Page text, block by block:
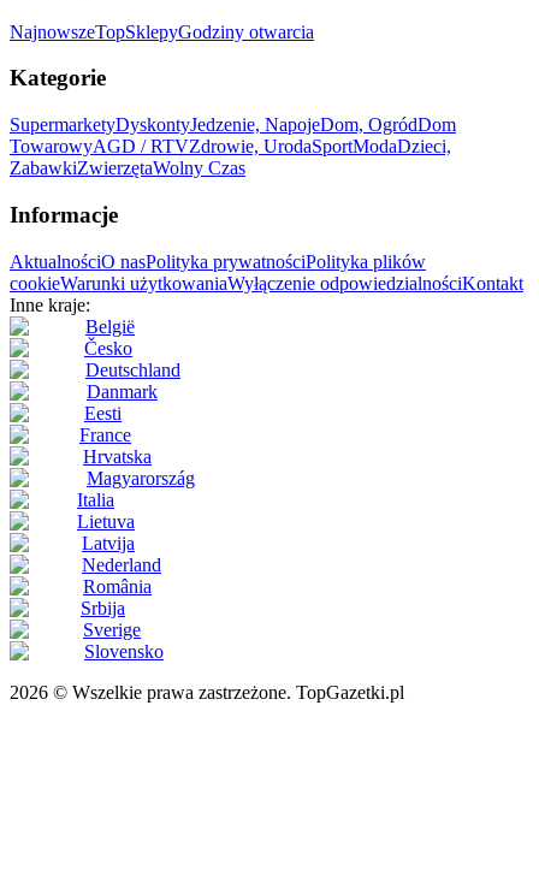
NajnowszeTopSklepyGodziny otwarcia
Kategorie
SupermarketyDyskontyJedzenie, NapojeDom, OgródDom
TowarowyAGD / RTVZdrowie, UrodaSportModaDzieci,
ZabawkiZwierzętaWolny Czas
Informacje
AktualnościO nasPolityka prywatnościPolityka plików
cookieWarunki użytkowaniaWyłączenie odpowiedzialnościKontakt
Inne kraje:
België
Česko
Deutschland
Danmark
Eesti
France
Hrvatska
Magyarország
Italia
Lietuva
Latvija
Nederland
România
Srbija
Sverige
Slovensko
2026 © Wszelkie prawa zastrzeżone. TopGazetki.pl